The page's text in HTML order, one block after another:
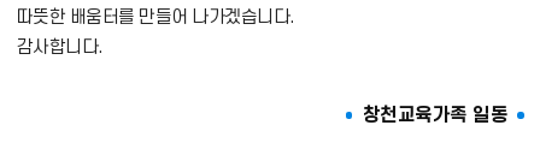
따뜻한 배움터를 만들어 나가겠습니다.
감사합니다.
창천교육가족 일동